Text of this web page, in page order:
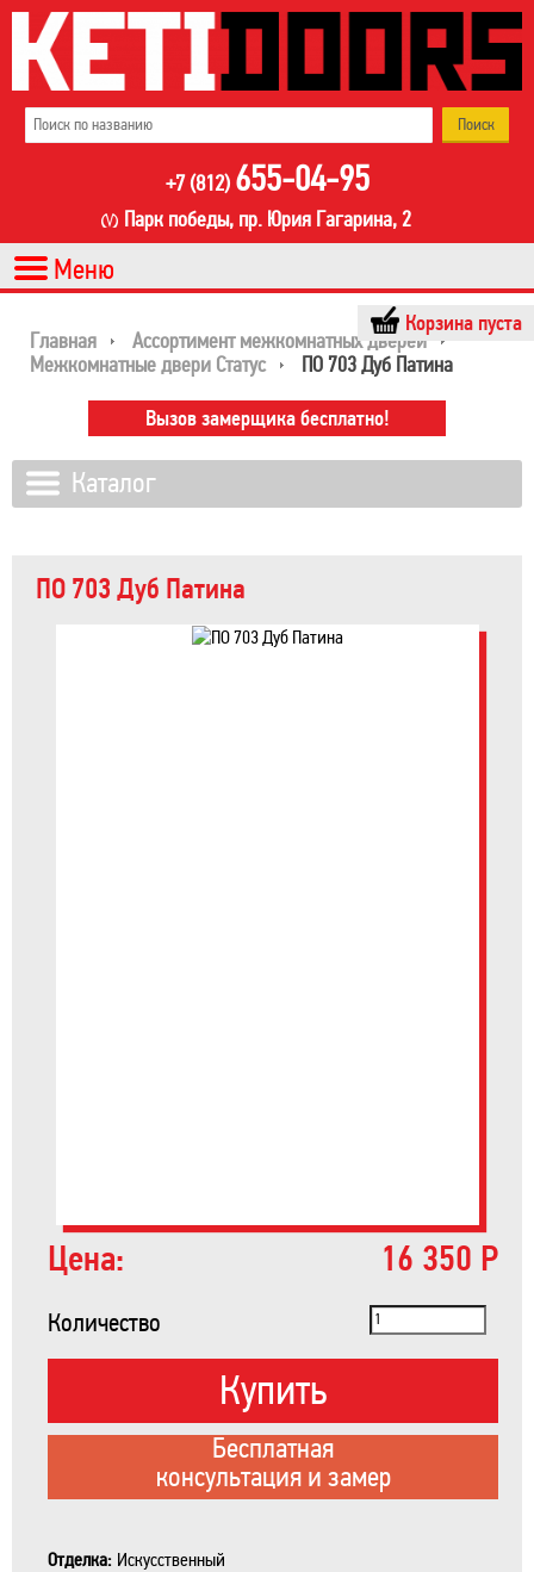
+7 (812) 655-04-95
Парк победы, пр. Юрия Гагарина, 2
Корзина пуста
Главная
Ассортимент межкомнатных дверей
Межкомнатные двери Статус
ПО 703 Дуб Патина
ПО 703 Дуб Патина
Цена: 16 350 Р
Количество
Купить
Бесплатная
консультация и замер
Отделка: Искусственный